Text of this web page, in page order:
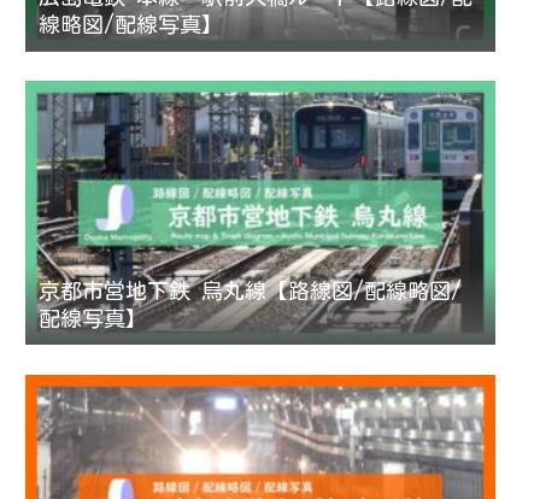
線略図/配線写真】
京都市営地下鉄 烏丸線【路線図/配線略図/
配線写真】